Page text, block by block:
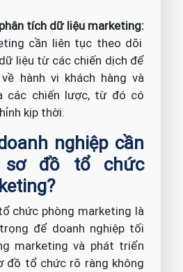
tích dữ liệu marketing:
cần liên tục theo dõi
liệu từ các chiến dịch để
hành vi khách hàng và
các chiến lược, từ đó có
kịp thời.
nghiệp cần
sơ đồ tổ chức
chức phòng marketing là
để doanh nghiệp tối
marketing và phát triển
đồ tổ chức rõ ràng không